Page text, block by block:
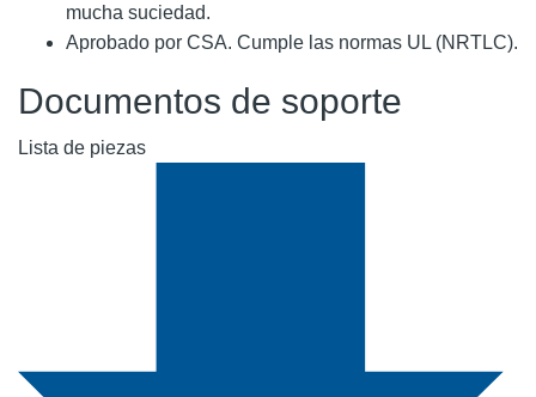
mucha suciedad.
Aprobado por CSA. Cumple las normas UL (NRTLC).
Documentos de soporte
Lista de piezas